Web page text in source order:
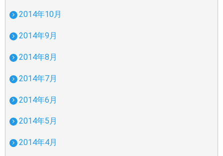
2014年10月
2014年9月
2014年8月
2014年7月
2014年6月
2014年5月
2014年4月